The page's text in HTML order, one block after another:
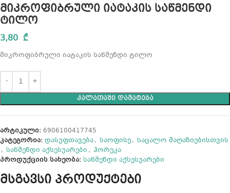
მიკროფიბრული იატაკის საწმენდი
ტილო
3,80 ₾
მიკროფიბრული იატაკის საწმენდი ტილო
ᲙᲐᲚᲐᲗᲐᲨᲘ ᲓᲐᲛᲐᲢᲔᲑᲐ
არტიკული: 6906100417745
კატეგორია: დასუფთავება, საოფისე, საცალო მაღაზიებისთვის
, საწმენდი აქსესუარები , ჰორეკა
პროდუქციის სახეობა: საწმენდი აქსესუარები
მსგავსი პროდუქტები